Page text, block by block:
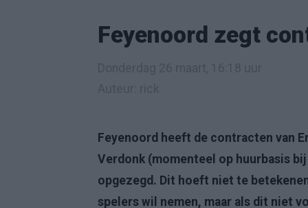
Feyenoord zegt
Feyenoord heeft de contracten van
Verdonk (momenteel op huurbasis
opgezegd. Dit hoeft niet te
spelers wil nemen, maar als dit niet